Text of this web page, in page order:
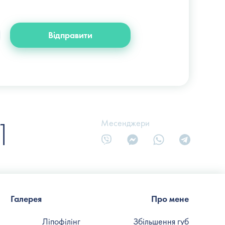
info@slosser.com.ua
Відправити
Месенджери
Галерея
Про мене
Ліпофілінг Збільшення губ